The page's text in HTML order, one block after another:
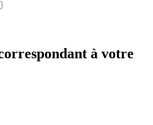
à votre